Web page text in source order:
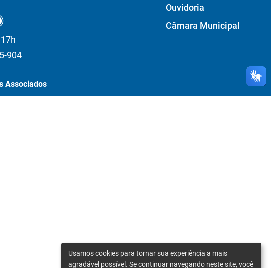
904
Ouvidoria
Câmara Municipal
Associados
Usamos cookies para tornar sua experiência a mais
agradável possível. Se continuar navegando neste site, você